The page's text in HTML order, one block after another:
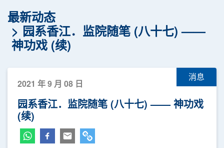
最新动态
园系香江．监院随笔 (八十七) ——
神功戏 (续)
消息
2021 年 9 月 08 日
园系香江．监院随笔 (八十七) —— 神功戏
(续)